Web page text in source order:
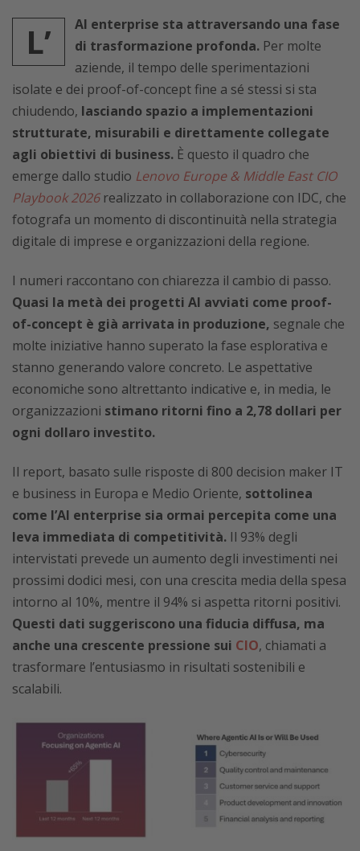
L’
AI enterprise sta attraversando una fase
di trasformazione profonda. Per molte
aziende, il tempo delle sperimentazioni
isolate e dei proof-of-concept fine a sé stessi si sta
chiudendo, lasciando spazio a implementazioni
strutturate, misurabili e direttamente collegate
agli obiettivi di business. È questo il quadro che
emerge dallo studio Lenovo Europe & Middle East CIO
Playbook 2026realizzato in collaborazione con IDC, che
fotografa un momento di discontinuità nella strategia
digitale di imprese e organizzazioni della regione.
I numeri raccontano con chiarezza il cambio di passo.
Quasi la metà dei progetti AI avviati come proof-
of-concept è già arrivata in produzione, segnale che
molte iniziative hanno superato la fase esplorativa e
stanno generando valore concreto. Le aspettative
economiche sono altrettanto indicative e, in media, le
organizzazioni stimano ritorni fino a 2,78 dollari per
ogni dollaro investito.
Il report, basato sulle risposte di 800 decision maker IT
e business in Europa e Medio Oriente, sottolinea
come l’AI enterprise sia ormai percepita come una
leva immediata di competitività. Il 93% degli
intervistati prevede un aumento degli investimenti nei
prossimi dodici mesi, con una crescita media della spesa
intorno al 10%, mentre il 94% si aspetta ritorni positivi.
Questi dati suggeriscono una fiducia diffusa, ma
anche una crescente pressione sui CIO, chiamati a
trasformare l’entusiasmo in risultati sostenibili e
scalabili.